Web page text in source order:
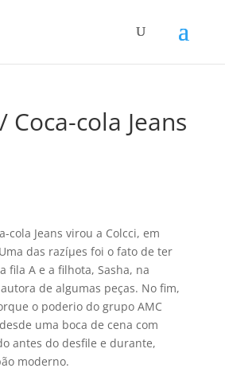
Coca-cola Jeans
cola Jeans virou a Colcci, em
das razíµes foi o fato de ter
fila A e a filhota, Sasha, na
de algumas peças. No fim,
o poderio do grupo AMC
uma boca de cena com
antes do desfile e durante,
moderno.